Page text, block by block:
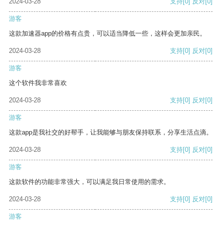
游客
这款加速器app的价格有点贵，可以适当降低一些，这样会更加亲民。
2024-03-28 支持[0] 反对[0]
游客
这个软件我非常喜欢
2024-03-28 支持[0] 反对[0]
游客
这款app是我社交的好帮手，让我能够与朋友保持联系，分享生活点滴。
2024-03-28 支持[0] 反对[0]
游客
这款软件的功能非常强大，可以满足我日常使用的需求。
2024-03-28 支持[0] 反对[0]
游客